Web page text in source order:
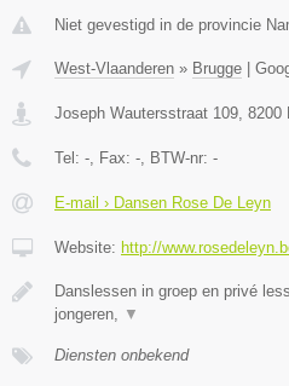
Niet gevestigd in de provincie
West-Vlaanderen » Brugge
Joseph Wautersstraat 109 8200
Tel: - , Fax: - , BTW-nr: -
E-mail › Dansen Rose De Leyn
Website: http://
Danslessen in groep en privé
jongeren,
▼
Diensten onbekend